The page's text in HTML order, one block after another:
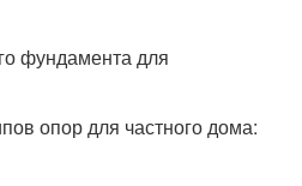
фундамента для
опор для частного дома: